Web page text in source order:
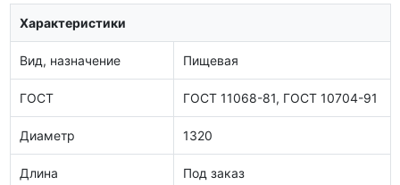
Характеристики
Вид, назначение Пищевая
ГОСТ ГОСТ 11068-81, ГОСТ 10704-91
Диаметр 1320
Длина Под заказ